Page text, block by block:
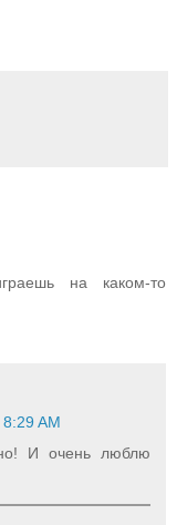
на каком-то
AM
И очень люблю